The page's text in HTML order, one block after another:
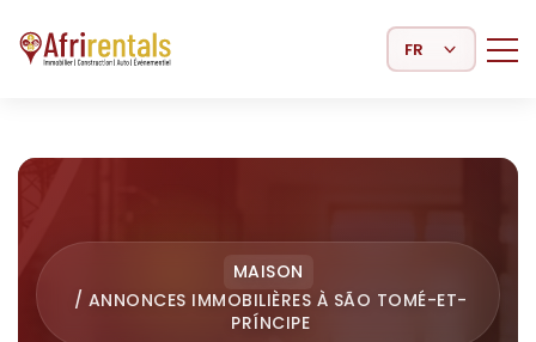
Select Language
MAISON
/ ANNONCES IMMOBILIÈRES À SÃO TOMÉ-ET-
PRÍNCIPE